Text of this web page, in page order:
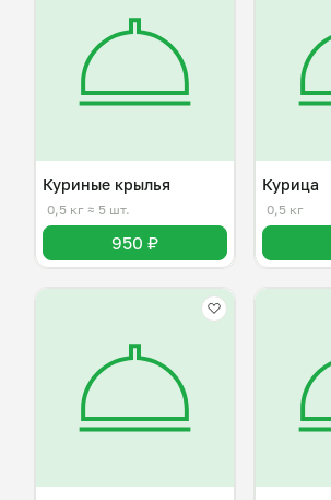
Куриные крылья
0,5 кг ≈ 5 шт.
950 ₽
Курица
0,5 кг